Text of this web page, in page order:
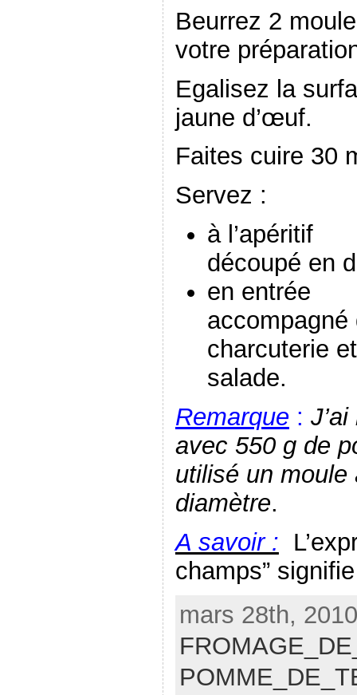
Beurrez 2
votre
Egalisez la
jaune d’œuf.
Faites cuire 30
Servez :
à l’apéritif
découpé en
en entrée
accompagné
charcuterie
salade.
Remarque :
avec 550 g de
utilisé un
diamètre.
A savoir :
champs”
mars 28th,